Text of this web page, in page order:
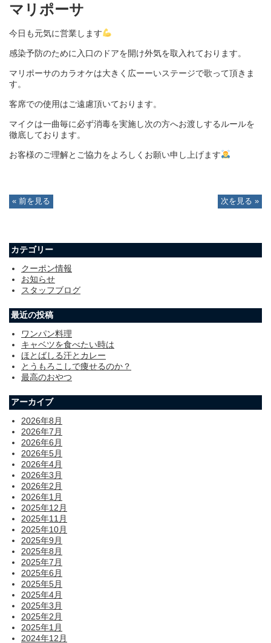
マリポーサ
今日も元気に営業します
感染予防のために入口のドアを開け外気を取入れております。
マリポーサのカラオケは大きく広ーーいステージで歌って頂きま
す。
客席での使用はご遠慮頂いております。
マイクは一曲毎に必ず消毒を実施し次の方へお渡しするルールを
徹底しております。
お客様のご理解とご協力をよろしくお願い申し上げます
« 前を見る 次を見る »
カテゴリー
クーポン情報
お知らせ
スタッフブログ
最近の投稿
ワンパン料理
キャベツを食べたい時は
ほとばしる汗とカレー
とうもろこしで痩せるのか？
最高のおやつ
アーカイブ
2026年8月
2026年7月
2026年6月
2026年5月
2026年4月
2026年3月
2026年2月
2026年1月
2025年12月
2025年11月
2025年10月
2025年9月
2025年8月
2025年7月
2025年6月
2025年5月
2025年4月
2025年3月
2025年2月
2025年1月
2024年12月